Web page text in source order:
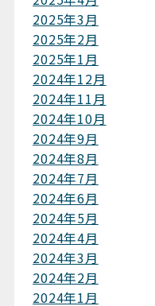
2025年3月
2025年2月
2025年1月
2024年12月
2024年11月
2024年10月
2024年9月
2024年8月
2024年7月
2024年6月
2024年5月
2024年4月
2024年3月
2024年2月
2024年1月